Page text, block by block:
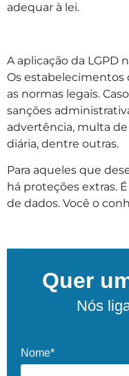
adequar à lei.
A aplicação da LGPD
Os estabelecimentos
as normas legais.
sanções
advertência, multa
diária, dentre outras.
Para aqueles que
há proteções extras.
de dados. Você o
Quer
Nós
Nome*